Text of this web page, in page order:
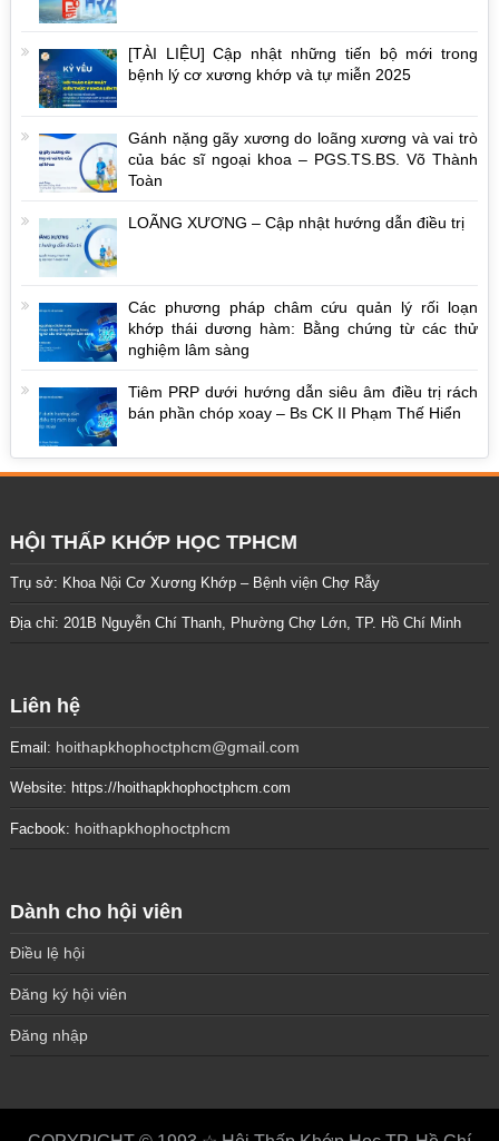
[TÀI LIỆU] Cập nhật những tiến bộ mới trong
bệnh lý cơ xương khớp và tự miễn 2025
Gánh nặng gãy xương do loãng xương và vai trò
của bác sĩ ngoại khoa – PGS.TS.BS. Võ Thành
Toàn
LOÃNG XƯƠNG – Cập nhật hướng dẫn điều trị
Các phương pháp châm cứu quản lý rối loạn
khớp thái dương hàm: Bằng chứng từ các thử
nghiệm lâm sàng
Tiêm PRP dưới hướng dẫn siêu âm điều trị rách
bán phần chóp xoay – Bs CK II Phạm Thế Hiển
HỘI THẤP KHỚP HỌC TPHCM
Trụ sở: Khoa Nội Cơ Xương Khớp – Bệnh viện Chợ Rẫy
Địa chỉ: 201B Nguyễn Chí Thanh, Phường Chợ Lớn, TP. Hồ Chí Minh
Liên hệ
Email: hoithapkhophoctphcm@gmail.com
Website: https://hoithapkhophoctphcm.com
Facbook: hoithapkhophoctphcm
Dành cho hội viên
Điều lệ hội
Đăng ký hội viên
Đăng nhập